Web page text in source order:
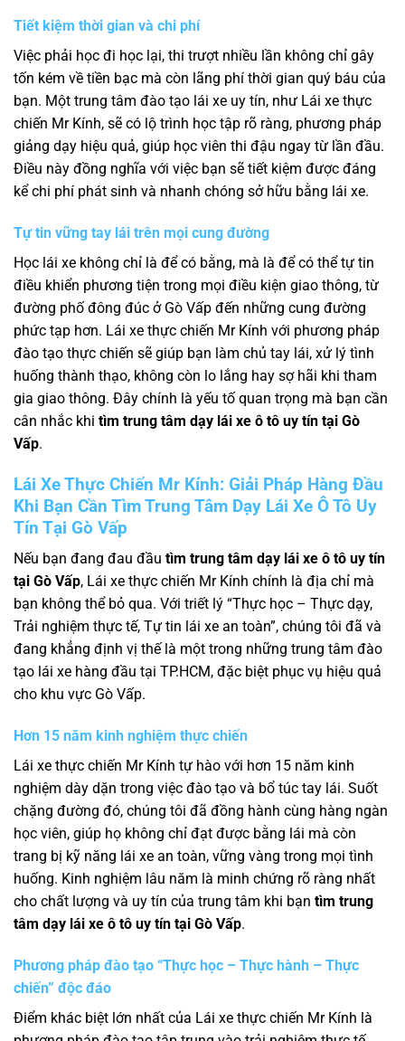
Tiết kiệm thời gian và chi phí
Việc phải học đi học lại, thi trượt nhiều lần không chỉ gây
tốn kém về tiền bạc mà còn lãng phí thời gian quý báu của
bạn. Một trung tâm đào tạo lái xe uy tín, như Lái xe thực
chiến Mr Kính, sẽ có lộ trình học tập rõ ràng, phương pháp
giảng dạy hiệu quả, giúp học viên thi đậu ngay từ lần đầu.
Điều này đồng nghĩa với việc bạn sẽ tiết kiệm được đáng
kể chi phí phát sinh và nhanh chóng sở hữu bằng lái xe.
Tự tin vững tay lái trên mọi cung đường
Học lái xe không chỉ là để có bằng, mà là để có thể tự tin
điều khiển phương tiện trong mọi điều kiện giao thông, từ
đường phố đông đúc ở Gò Vấp đến những cung đường
phức tạp hơn. Lái xe thực chiến Mr Kính với phương pháp
đào tạo thực chiến sẽ giúp bạn làm chủ tay lái, xử lý tình
huống thành thạo, không còn lo lắng hay sợ hãi khi tham
gia giao thông. Đây chính là yếu tố quan trọng mà bạn cần
cân nhắc khi tìm trung tâm dạy lái xe ô tô uy tín tại Gò
Vấp.
Lái Xe Thực Chiến Mr Kính: Giải Pháp Hàng Đầu
Khi Bạn Cần Tìm Trung Tâm Dạy Lái Xe Ô Tô Uy
Tín Tại Gò Vấp
Nếu bạn đang đau đầu tìm trung tâm dạy lái xe ô tô uy tín
tại Gò Vấp, Lái xe thực chiến Mr Kính chính là địa chỉ mà
bạn không thể bỏ qua. Với triết lý “Thực học – Thực dạy,
Trải nghiệm thực tế, Tự tin lái xe an toàn”, chúng tôi đã và
đang khẳng định vị thế là một trong những trung tâm đào
tạo lái xe hàng đầu tại TP.HCM, đặc biệt phục vụ hiệu quả
cho khu vực Gò Vấp.
Hơn 15 năm kinh nghiệm thực chiến
Lái xe thực chiến Mr Kính tự hào với hơn 15 năm kinh
nghiệm dày dặn trong việc đào tạo và bổ túc tay lái. Suốt
chặng đường đó, chúng tôi đã đồng hành cùng hàng ngàn
học viên, giúp họ không chỉ đạt được bằng lái mà còn
trang bị kỹ năng lái xe an toàn, vững vàng trong mọi tình
huống. Kinh nghiệm lâu năm là minh chứng rõ ràng nhất
cho chất lượng và uy tín của trung tâm khi bạn tìm trung
tâm dạy lái xe ô tô uy tín tại Gò Vấp.
Phương pháp đào tạo “Thực học – Thực hành – Thực
chiến” độc đáo
Điểm khác biệt lớn nhất của Lái xe thực chiến Mr Kính là